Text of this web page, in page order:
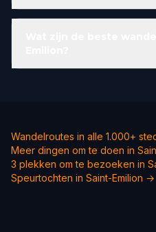
Wandelroutes in alle 1.000+
Meer dingen om te doen in
3 plekken om te bezoeken in
Speurtochten in Saint-Emilion →